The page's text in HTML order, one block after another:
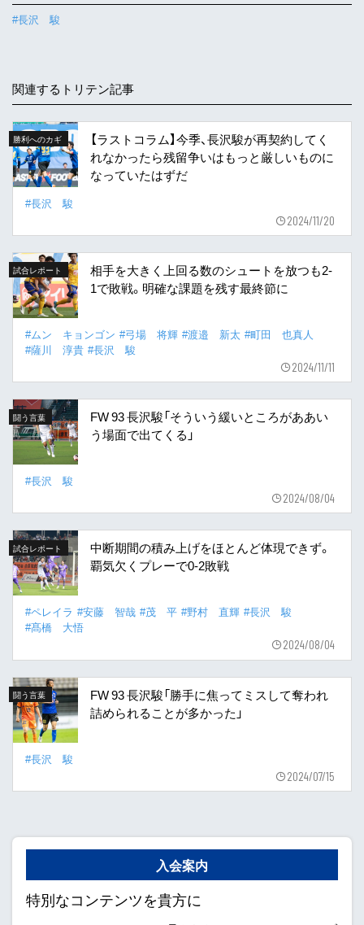
#長沢 駿
関連するトリテン記事
勝利へのカギ
【ラストコラム】今季、長沢駿が再契約してく
れなかったら残留争いはもっと厳しいものに
なっていたはずだ
#長沢 駿
2024/11/20
試合レポート
相手を大きく上回る数のシュートを放つも2-
1で敗戦。明確な課題を残す最終節に
#ムン キョンゴン #弓場 将輝 #渡邉 新太 #町田 也真人
#薩川 淳貴 #長沢 駿
2024/11/11
闘う言葉
FW 93 長沢駿「そういう緩いところがああい
う場面で出てくる」
#長沢 駿
2024/08/04
試合レポート
中断期間の積み上げをほとんど体現できず。
覇気欠くプレーで0-2敗戦
#ペレイラ #安藤 智哉 #茂 平 #野村 直輝 #長沢 駿
#髙橋 大悟
2024/08/04
闘う言葉
FW 93 長沢駿「勝手に焦ってミスして奪われ
詰められることが多かった」
#長沢 駿
2024/07/15
入会案内
特別なコンテンツを貴方に